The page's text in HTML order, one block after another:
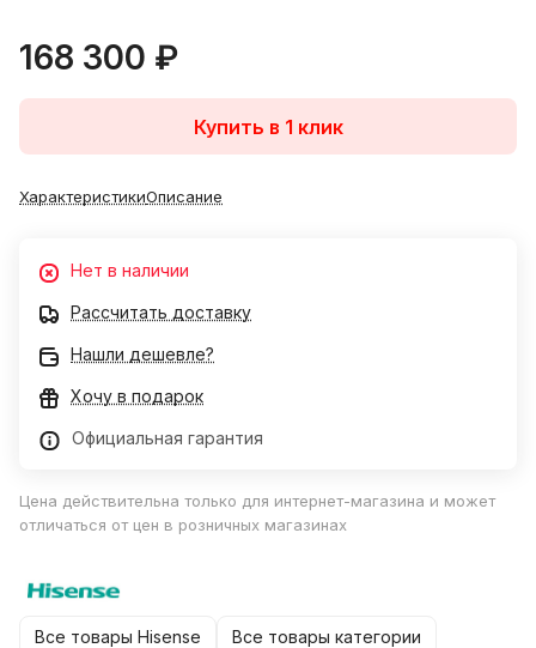
168 300 ₽
Купить в 1 клик
ХарактеристикиОписание
Нет в наличии
Рассчитать доставку
Нашли дешевле?
Хочу в подарок
Официальная гарантия
Цена действительна только для интернет-магазина и может
отличаться от цен в розничных магазинах
Все товары Hisense Все товары категории